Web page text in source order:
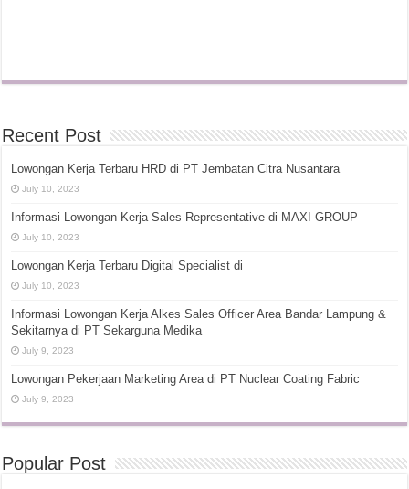
Recent Post
Lowongan Kerja Terbaru HRD di PT Jembatan Citra Nusantara
July 10, 2023
Informasi Lowongan Kerja Sales Representative di MAXI GROUP
July 10, 2023
Lowongan Kerja Terbaru Digital Specialist di
July 10, 2023
Informasi Lowongan Kerja Alkes Sales Officer Area Bandar Lampung &
Sekitarnya di PT Sekarguna Medika
July 9, 2023
Lowongan Pekerjaan Marketing Area di PT Nuclear Coating Fabric
July 9, 2023
Popular Post